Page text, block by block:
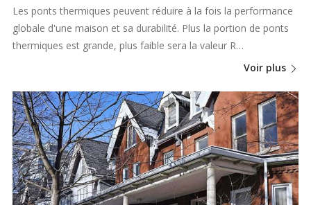
Les ponts thermiques peuvent réduire à la fois la performance
globale d'une maison et sa durabilité. Plus la portion de ponts
thermiques est grande, plus faible sera la valeur R…
Voir plus